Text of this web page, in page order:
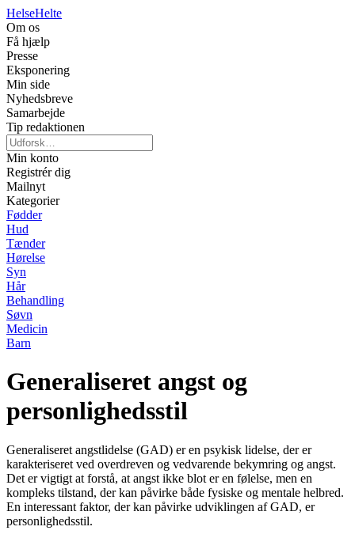
HelseHelte
Om os
Få hjælp
Presse
Eksponering
Min side
Nyhedsbreve
Samarbejde
Tip redaktionen
Min konto
Registrér dig
Mailnyt
Kategorier
Fødder
Hud
Tænder
Hørelse
Syn
Hår
Behandling
Søvn
Medicin
Barn
Generaliseret angst og
personlighedsstil
Generaliseret angstlidelse (GAD) er en psykisk lidelse, der er
karakteriseret ved overdreven og vedvarende bekymring og angst.
Det er vigtigt at forstå, at angst ikke blot er en følelse, men en
kompleks tilstand, der kan påvirke både fysiske og mentale helbred.
En interessant faktor, der kan påvirke udviklingen af GAD, er
personlighedsstil.